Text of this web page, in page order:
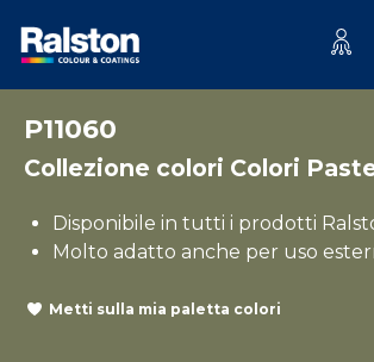
P11060
Collezione colori Colori
Disponibile in tutti i prodotti
Molto adatto anche per uso
Metti sulla mia paletta colori